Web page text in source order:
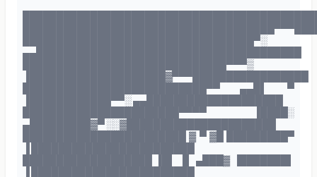
██████████████████████████████████▀░
▄▄███████████████████████████████████████
██████████████████████████████▀▀▀▒
▐████████████████████▓▀▀▀█████████████████
███████████████████████████▀▀ ▄▄█▌ ▀
▐████████████▀▀░ ▄▄████████████████████
███████████████████████▀▀▀▀ ▐████░
▄█████████▓▀ ░░▓██████████████████████
████████████████████████ ▓ ▀ ▓█ █████████▀
███████████████████ ▐█▌ ▐▌ ▄███▓ ▐███████▌